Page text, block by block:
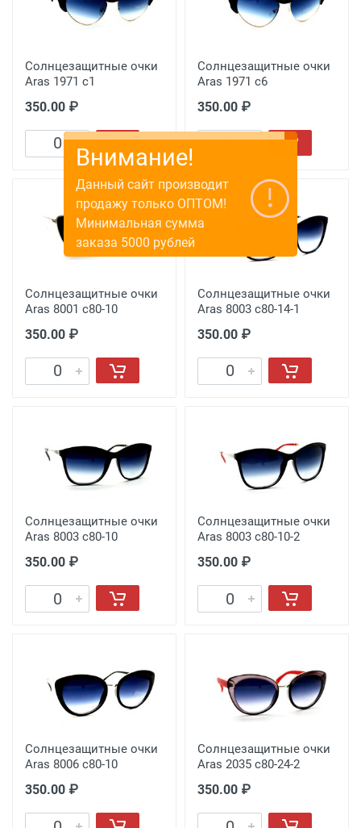
Солнцезащитные очки
Aras 1971 с1
350.00 ₽
Солнцезащитные очки
Aras 1971 с6
350.00 ₽
Солнцезащитные очки
Aras 8001 c80-10
350.00 ₽
Солнцезащитные очки
Aras 8003 c80-14-1
350.00 ₽
Солнцезащитные очки
Aras 8003 c80-10
350.00 ₽
Солнцезащитные очки
Aras 8003 c80-10-2
350.00 ₽
Солнцезащитные очки
Aras 8006 c80-10
350.00 ₽
Солнцезащитные очки
Aras 2035 c80-24-2
350.00 ₽
Внимание!
Данный сайт производит
продажу только ОПТОМ!
Минимальная сумма
заказа 5000 рублей